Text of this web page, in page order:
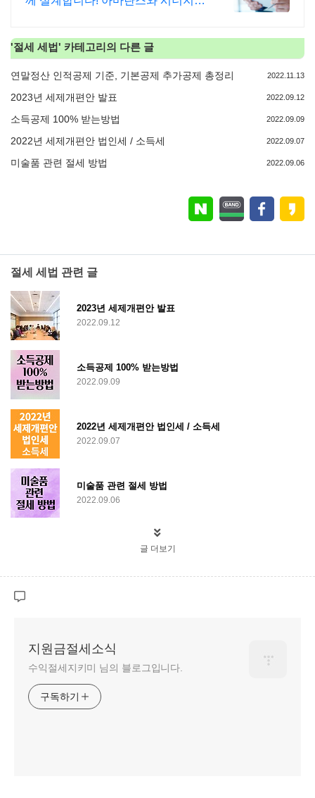
'절세 세법' 카테고리의 다른 글
연말정산 인적공제 기준, 기본공제 추가공제 총정리 2022.11.13
2023년 세제개편안 발표 2022.09.12
소득공제 100% 받는방법 2022.09.09
2022년 세제개편안 법인세 / 소득세 2022.09.07
미술품 관련 절세 방법 2022.09.06
절세 세법 관련 글
2023년 세제개편안 발표
2022.09.12
소득공제 100% 받는방법
2022.09.09
2022년 세제개편안 법인세 / 소득세
2022.09.07
미술품 관련 절세 방법
2022.09.06
글 더보기
지원금절세소식
수익절세지키미 님의 블로그입니다.
구독하기